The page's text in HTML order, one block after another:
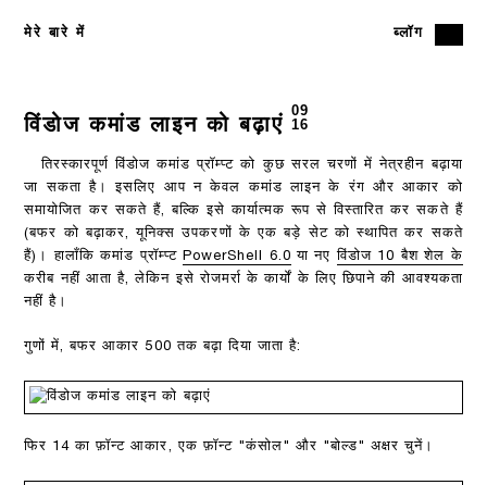
मेरे बारे में ब्लॉग
विंडोज कमांड लाइन को बढ़ाएं
09
16
तिरस्कारपूर्ण विंडोज कमांड प्रॉम्प्ट को कुछ सरल चरणों में नेत्रहीन बढ़ाया
जा सकता है। इसलिए आप न केवल कमांड लाइन के रंग और आकार को
समायोजित कर सकते हैं, बल्कि इसे कार्यात्मक रूप से विस्तारित कर सकते हैं
(बफर को बढ़ाकर, यूनिक्स उपकरणों के एक बड़े सेट को स्थापित कर सकते
हैं)। हालाँकि कमांड प्रॉम्प्टPowerShell 6.0 या नएविंडोज 10 बैश शेल के
करीब नहीं आता है, लेकिन इसे रोजमर्रा के कार्यों के लिए छिपाने की आवश्यकता
नहीं है।
गुणों में, बफर आकार 500 तक बढ़ा दिया जाता है:
फिर 14 का फ़ॉन्ट आकार, एक फ़ॉन्ट "कंसोल" और "बोल्ड" अक्षर चुनें।